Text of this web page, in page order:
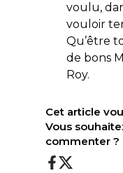
voulu,
vouloir
Qu’être
de bons
Roy.
Cet article
Vous
commenter ?